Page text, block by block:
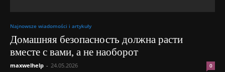
Najnowsze wiadomości i artykuły
Домашняя безопасность должна расти
вместе с вами, а не наоборот
maxwelhelp - 24.05.2026 0